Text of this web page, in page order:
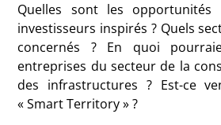
Quelles sont les
investisseurs inspirés ? Quels
concernés ? En quoi
entreprises du secteur de la
des infrastructures ? Est-ce
« Smart Territory » ?